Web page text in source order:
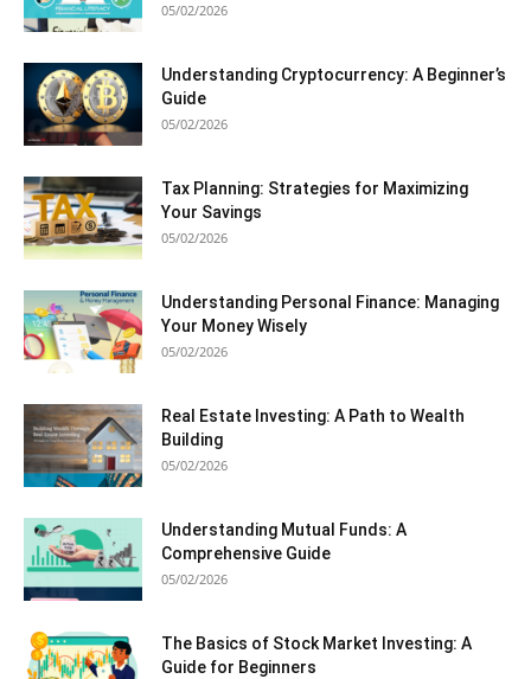
05/02/2026
Understanding Cryptocurrency: A Beginner’s
Guide
05/02/2026
Tax Planning: Strategies for Maximizing
Your Savings
05/02/2026
Understanding Personal Finance: Managing
Your Money Wisely
05/02/2026
Real Estate Investing: A Path to Wealth
Building
05/02/2026
Understanding Mutual Funds: A
Comprehensive Guide
05/02/2026
The Basics of Stock Market Investing: A
Guide for Beginners